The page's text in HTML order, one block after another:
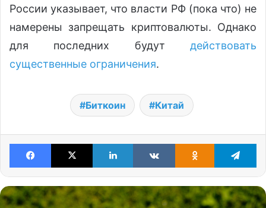
России указывает, что власти РФ (пока что) не
намерены запрещать криптовалюты. Однако
для последних будут действовать
существенные ограничения.
Биткоин Китай
Facebook X LinkedIn VKontakteOdnoklassniki